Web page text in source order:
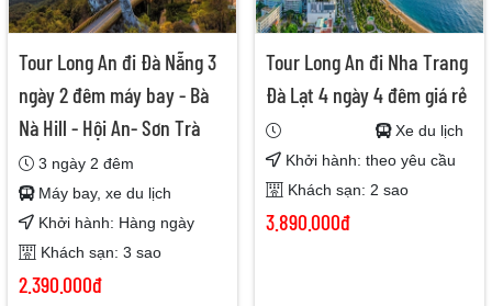
Tour Long An đi Đà Nẵng 3
ngày 2 đêm máy bay - Bà
Nà Hill - Hội An- Sơn Trà
3 ngày 2 đêm
Máy bay, xe du lịch
Khởi hành: Hàng ngày
Khách sạn: 3 sao
2.390.000đ
Tour Long An đi Nha Trang
Đà Lạt 4 ngày 4 đêm giá rẻ
Xe du lịch
Khởi hành: theo yêu cầu
Khách sạn: 2 sao
3.890.000đ